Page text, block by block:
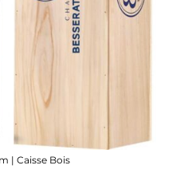
| Caisse Bois